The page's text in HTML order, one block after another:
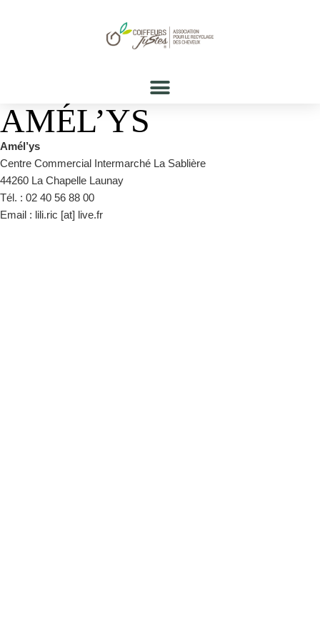
AMÉL’YS
Amél’ys
Centre Commercial Intermarché La Sablière
44260 La Chapelle Launay
Tél. : 02 40 56 88 00
Email : lili.ric [at] live.fr